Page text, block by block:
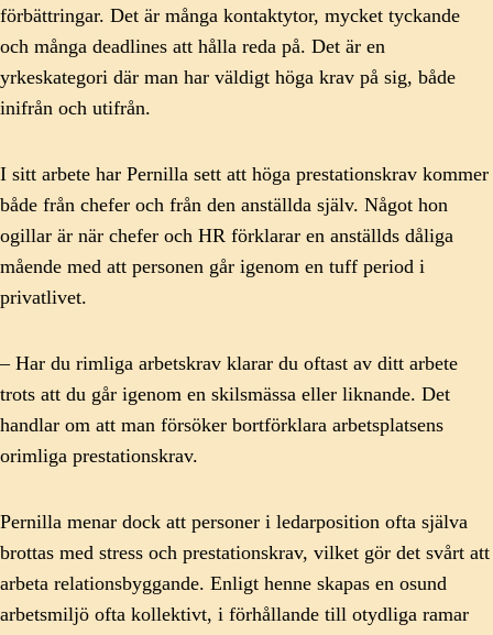
förbättringar. Det är många kontaktytor, mycket tyckande
och många deadlines att hålla reda på. Det är en
yrkeskategori där man har väldigt höga krav på sig, både
inifrån och utifrån.
I sitt arbete har Pernilla sett att höga prestationskrav kommer
både från chefer och från den anställda själv. Något hon
ogillar är när chefer och HR förklarar en anställds dåliga
mående med att personen går igenom en tuff period i
privatlivet.
– Har du rimliga arbetskrav klarar du oftast av ditt arbete
trots att du går igenom en skilsmässa eller liknande. Det
handlar om att man försöker bortförklara arbetsplatsens
orimliga prestationskrav.
Pernilla menar dock att personer i ledarposition ofta själva
brottas med stress och prestationskrav, vilket gör det svårt att
arbeta relationsbyggande. Enligt henne skapas en osund
arbetsmiljö ofta kollektivt, i förhållande till otydliga ramar